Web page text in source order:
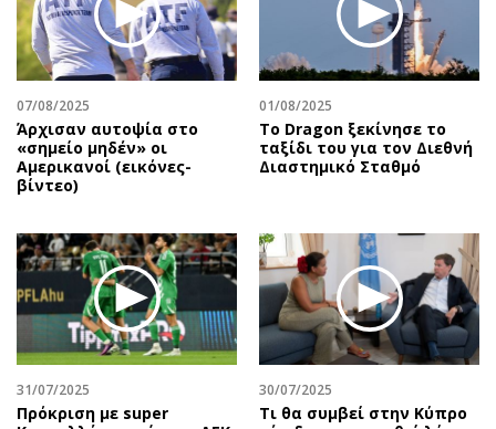
07/08/2025
Άρχισαν αυτοψία στο
«σημείο μηδέν» οι
Αμερικανοί (εικόνες-
βίντεο)
01/08/2025
Το Dragon ξεκίνησε το
ταξίδι του για τον Διεθνή
Διαστημικό Σταθμό
31/07/2025
Πρόκριση με super
30/07/2025
Τι θα συμβεί στην Κύπρο